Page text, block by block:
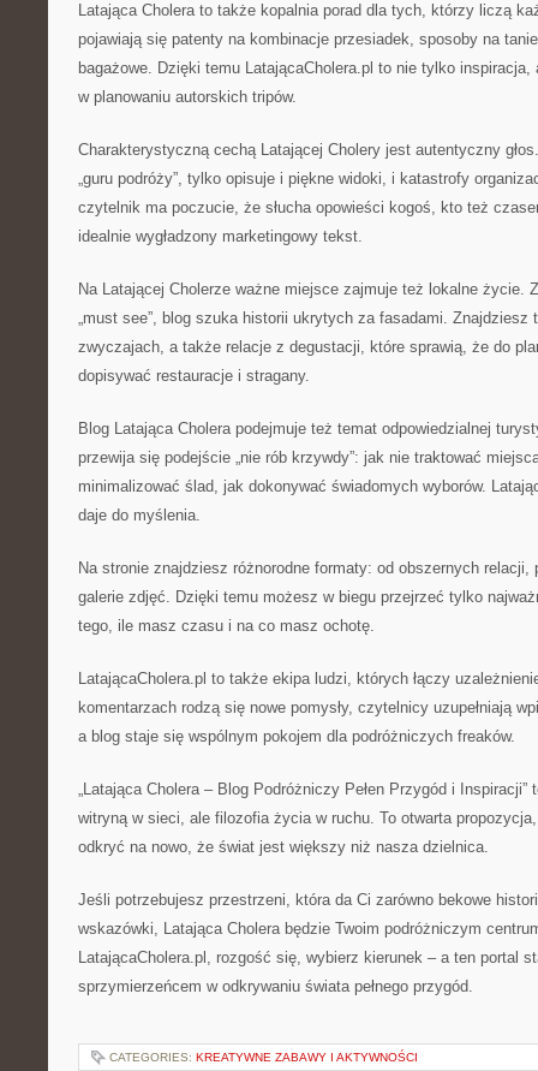
Latająca Cholera to także kopalnia porad dla tych, którzy liczą
pojawiają się patenty na kombinacje przesiadek, sposoby na
bagażowe. Dzięki temu LatającaCholera.pl to nie tylko
w planowaniu autorskich tripów.
Charakterystyczną cechą Latającej Cholery jest autentyczny
„guru podróży”, tylko opisuje i piękne widoki, i katastrofy
czytelnik ma poczucie, że słucha opowieści kogoś, kto też
idealnie wygładzony marketingowy tekst.
Na Latającej Cholerze ważne miejsce zajmuje też lokalne życie.
„must see”, blog szuka historii ukrytych za fasadami. Znajdziesz
zwyczajach, a także relacje z degustacji, które sprawią, że do
dopisywać restauracje i stragany.
Blog Latająca Cholera podejmuje też temat odpowiedzialnej
przewija się podejście „nie rób krzywdy”: jak nie traktować
minimalizować ślad, jak dokonywać świadomych wyborów.
daje do myślenia.
Na stronie znajdziesz różnorodne formaty: od obszernych
galerie zdjęć. Dzięki temu możesz w biegu przejrzeć tylko
tego, ile masz czasu i na co masz ochotę.
LatającaCholera.pl to także ekipa ludzi, których łączy
komentarzach rodzą się nowe pomysły, czytelnicy uzupełniają
a blog staje się wspólnym pokojem dla podróżniczych freaków.
„Latająca Cholera – Blog Podróżniczy Pełen Przygód i
witryną w sieci, ale filozofia życia w ruchu. To otwarta
odkryć na nowo, że świat jest większy niż nasza dzielnica.
Jeśli potrzebujesz przestrzeni, która da Ci zarówno bekowe
wskazówki, Latająca Cholera będzie Twoim podróżniczym
LatającaCholera.pl, rozgość się, wybierz kierunek – a ten portal
sprzymierzeńcem w odkrywaniu świata pełnego przygód.
CATEGORIES: KREATYWNE ZABAWY I AKTYWNOŚCI